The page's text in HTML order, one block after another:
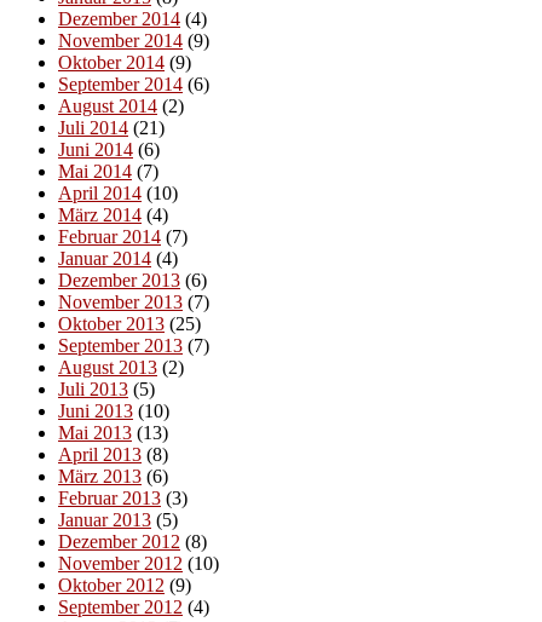
Dezember 2014 (4)
November 2014 (9)
Oktober 2014 (9)
September 2014 (6)
August 2014 (2)
Juli 2014 (21)
Juni 2014 (6)
Mai 2014 (7)
April 2014 (10)
März 2014 (4)
Februar 2014 (7)
Januar 2014 (4)
Dezember 2013 (6)
November 2013 (7)
Oktober 2013 (25)
September 2013 (7)
August 2013 (2)
Juli 2013 (5)
Juni 2013 (10)
Mai 2013 (13)
April 2013 (8)
März 2013 (6)
Februar 2013 (3)
Januar 2013 (5)
Dezember 2012 (8)
November 2012 (10)
Oktober 2012 (9)
September 2012 (4)